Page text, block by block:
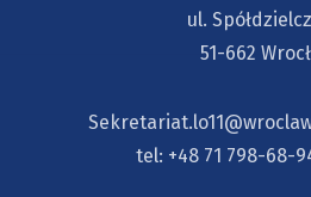
ul.
51-662
tel: +48 71 798-68-